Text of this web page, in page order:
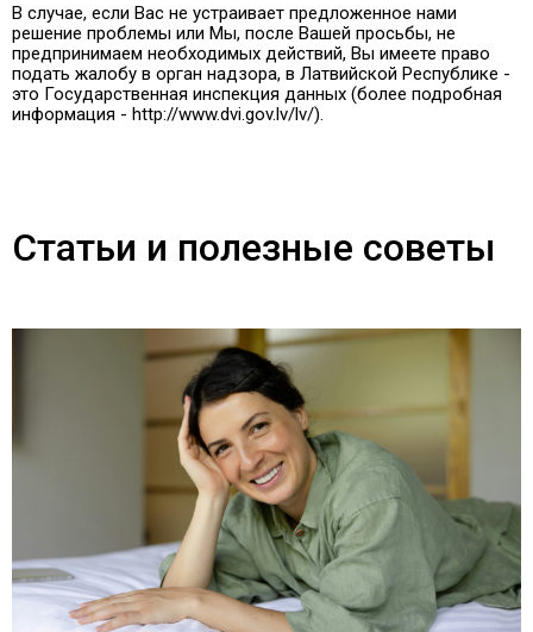
В случае, если Вас не устраивает предложенное нами
решение проблемы или Мы, после Вашей просьбы, не
предпринимаем необходимых действий, Вы имеете право
подать жалобу в орган надзора, в Латвийской Республике -
это Государственная инспекция данных (более подробная
информация - http://www.dvi.gov.lv/lv/).
Статьи и полезные советы